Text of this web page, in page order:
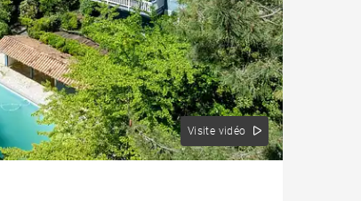
Visite vidéo